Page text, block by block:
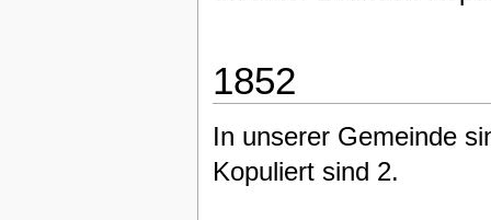
1852
In unserer Gemeinde
Kopuliert sind 2.